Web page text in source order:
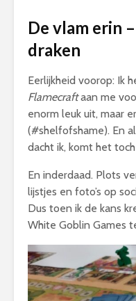
De vlam erin
draken
Eerlijkheid voorop: Ik
Flamecraftaan me
enorm leuk uit, maar
(#shelfofshame). En
dacht ik, komt het
En inderdaad. Plots
lijstjes en foto’s op
Dus toen ik de kans
White Goblin Games